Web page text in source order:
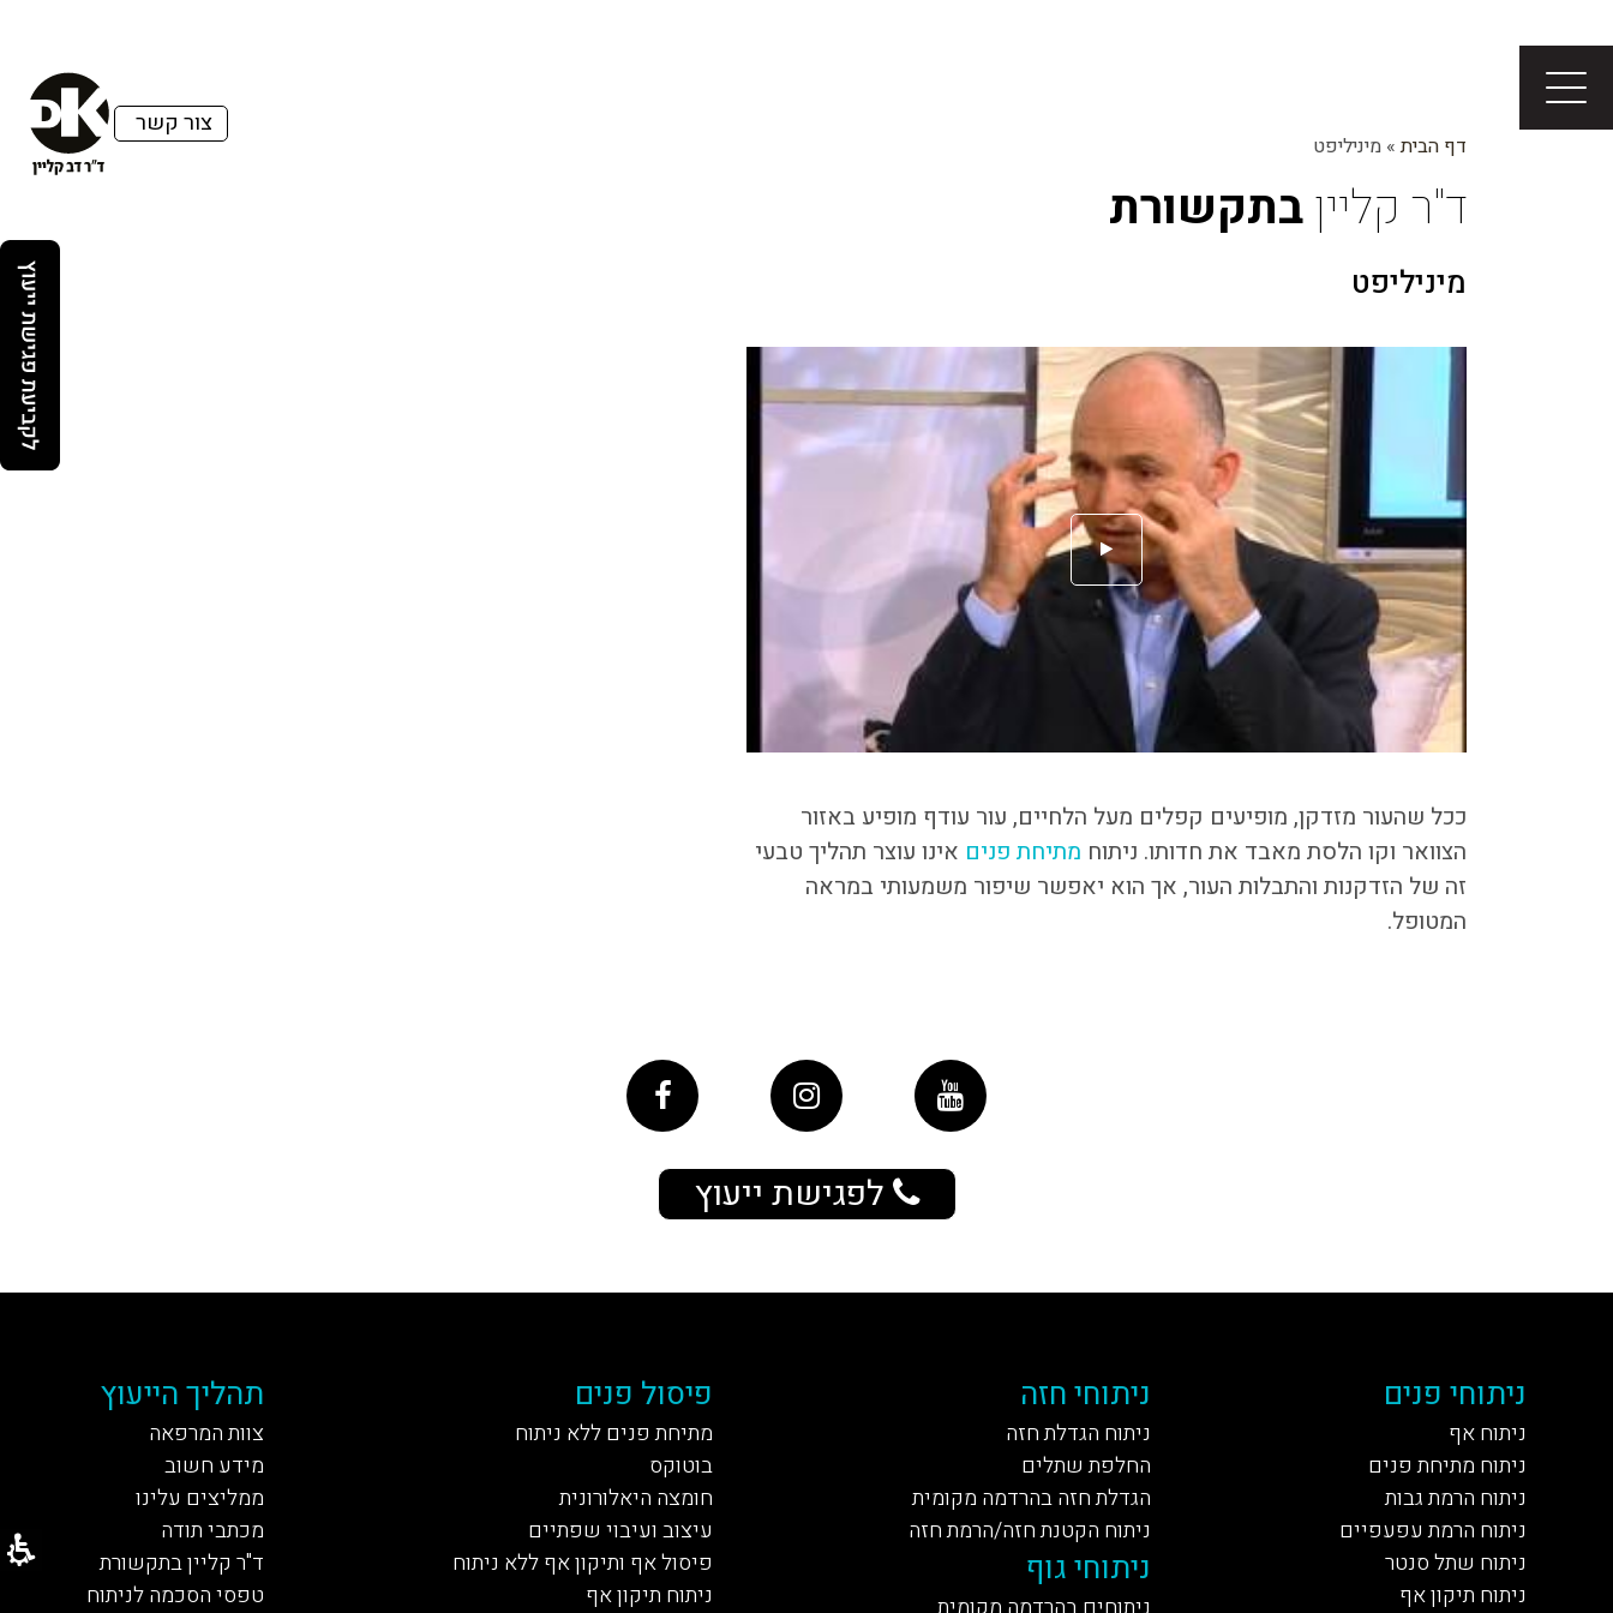
צור קשר
דף הבית» מיניליפט
ד"ר קלייןבתקשורת
מיניליפט
ככל שהעור מזדקן, מופיעים קפלים מעל הלחיים, עור עודף מופיע באזור
הצוואר וקו הלסת מאבד את חדותו. ניתוח מתיחת פנים אינו עוצר תהליך טבעי
זה של הזדקנות והתבלות העור, אך הוא יאפשר שיפור משמעותי במראה
המטופל.
לפגישת ייעוץ
ניתוחי פנים
ניתוח אף
ניתוח מתיחת פנים
ניתוח הרמת גבות
ניתוח הרמת עפעפיים
ניתוח שתל סנטר
ניתוח תיקון אף
ניתוחי חזה
ניתוח הגדלת חזה
החלפת שתלים
הגדלת חזה בהרדמה מקומית
ניתוח הקטנת חזה/הרמת חזה
ניתוחי גוף
פיסול פנים
מתיחת פנים ללא ניתוח
בוטוקס
חומצה היאלורונית
עיצוב ועיבוי שפתיים
פיסול אף ותיקון אף ללא ניתוח
ניתוח תיקון אף
תהליך הייעוץ
צוות המרפאה
מידע חשוב
ממליצים עלינו
מכתבי תודה
ד"ר קליין בתקשורת
טפסי הסכמה לניתוח